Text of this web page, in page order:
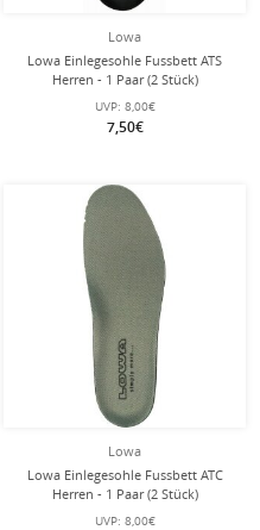
Lowa
Lowa Einlegesohle Fussbett ATS
Herren - 1 Paar (2 Stück)
UVP: 8,00€
7,50€
Lowa
Lowa Einlegesohle Fussbett ATC
Herren - 1 Paar (2 Stück)
UVP: 8,00€